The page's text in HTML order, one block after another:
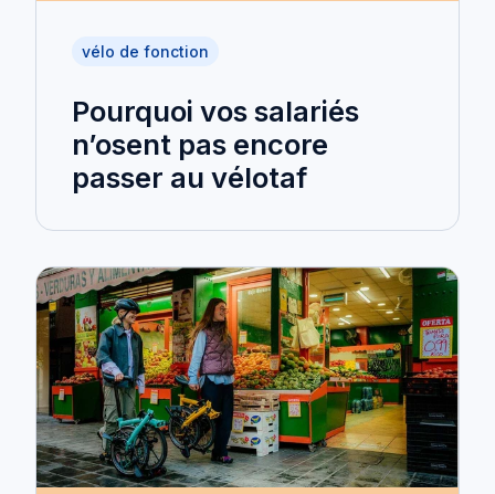
vélo de fonction
Pourquoi vos salariés
n’osent pas encore
passer au vélotaf